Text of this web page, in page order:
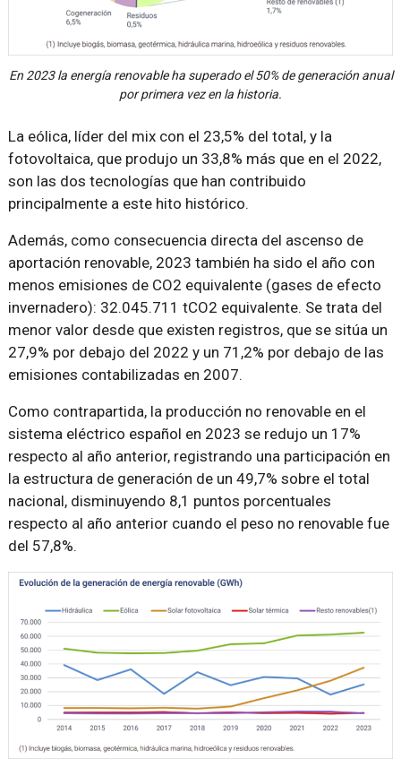
En 2023 la energía renovable ha superado el 50% de generación anual
por primera vez en la historia.
La eólica, líder del mix con el 23,5% del total, y la
fotovoltaica, que produjo un 33,8% más que en el 2022,
son las dos tecnologías que han contribuido
principalmente a este hito histórico.
Además, como consecuencia directa del ascenso de
aportación renovable, 2023 también ha sido el año con
menos emisiones de CO2 equivalente (gases de efecto
invernadero): 32.045.711 tCO2 equivalente. Se trata del
menor valor desde que existen registros, que se sitúa un
27,9% por debajo del 2022 y un 71,2% por debajo de las
emisiones contabilizadas en 2007.
Como contrapartida, la producción no renovable en el
sistema eléctrico español en 2023 se redujo un 17%
respecto al año anterior, registrando una participación en
la estructura de generación de un 49,7% sobre el total
nacional, disminuyendo 8,1 puntos porcentuales
respecto al año anterior cuando el peso no renovable fue
del 57,8%.